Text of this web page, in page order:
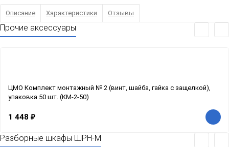
Описание Характеристики Отзывы
Прочие аксессуары
ЦМО Комплект монтажный № 2 (винт, шайба, гайка с защелкой),
упаковка 50 шт. (КМ-2-50)
1 448 ₽
Разборные шкафы ШРН-М